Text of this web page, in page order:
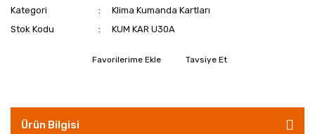
Kategori
Klima Kumanda Kartları
Stok Kodu
KUM KAR U30A
Tavsiye Et
Ürün Bilgisi